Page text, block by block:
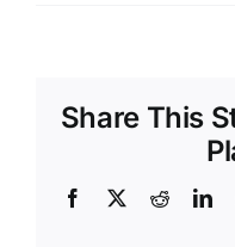
Share This
Facebook
X Reddit